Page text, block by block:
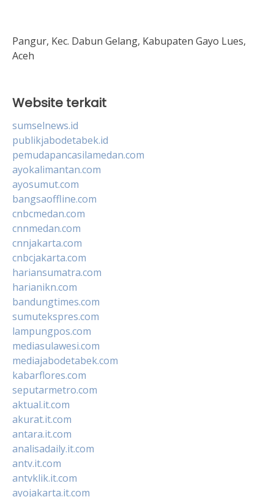
Pangur, Kec. Dabun Gelang, Kabupaten Gayo Lues,
Aceh
Website terkait
sumselnews.id
publikjabodetabek.id
pemudapancasilamedan.com
ayokalimantan.com
ayosumut.com
bangsaoffline.com
cnbcmedan.com
cnnmedan.com
cnnjakarta.com
cnbcjakarta.com
hariansumatra.com
harianikn.com
bandungtimes.com
sumutekspres.com
lampungpos.com
mediasulawesi.com
mediajabodetabek.com
kabarflores.com
seputarmetro.com
aktual.it.com
akurat.it.com
antara.it.com
analisadaily.it.com
antv.it.com
antvklik.it.com
ayojakarta.it.com